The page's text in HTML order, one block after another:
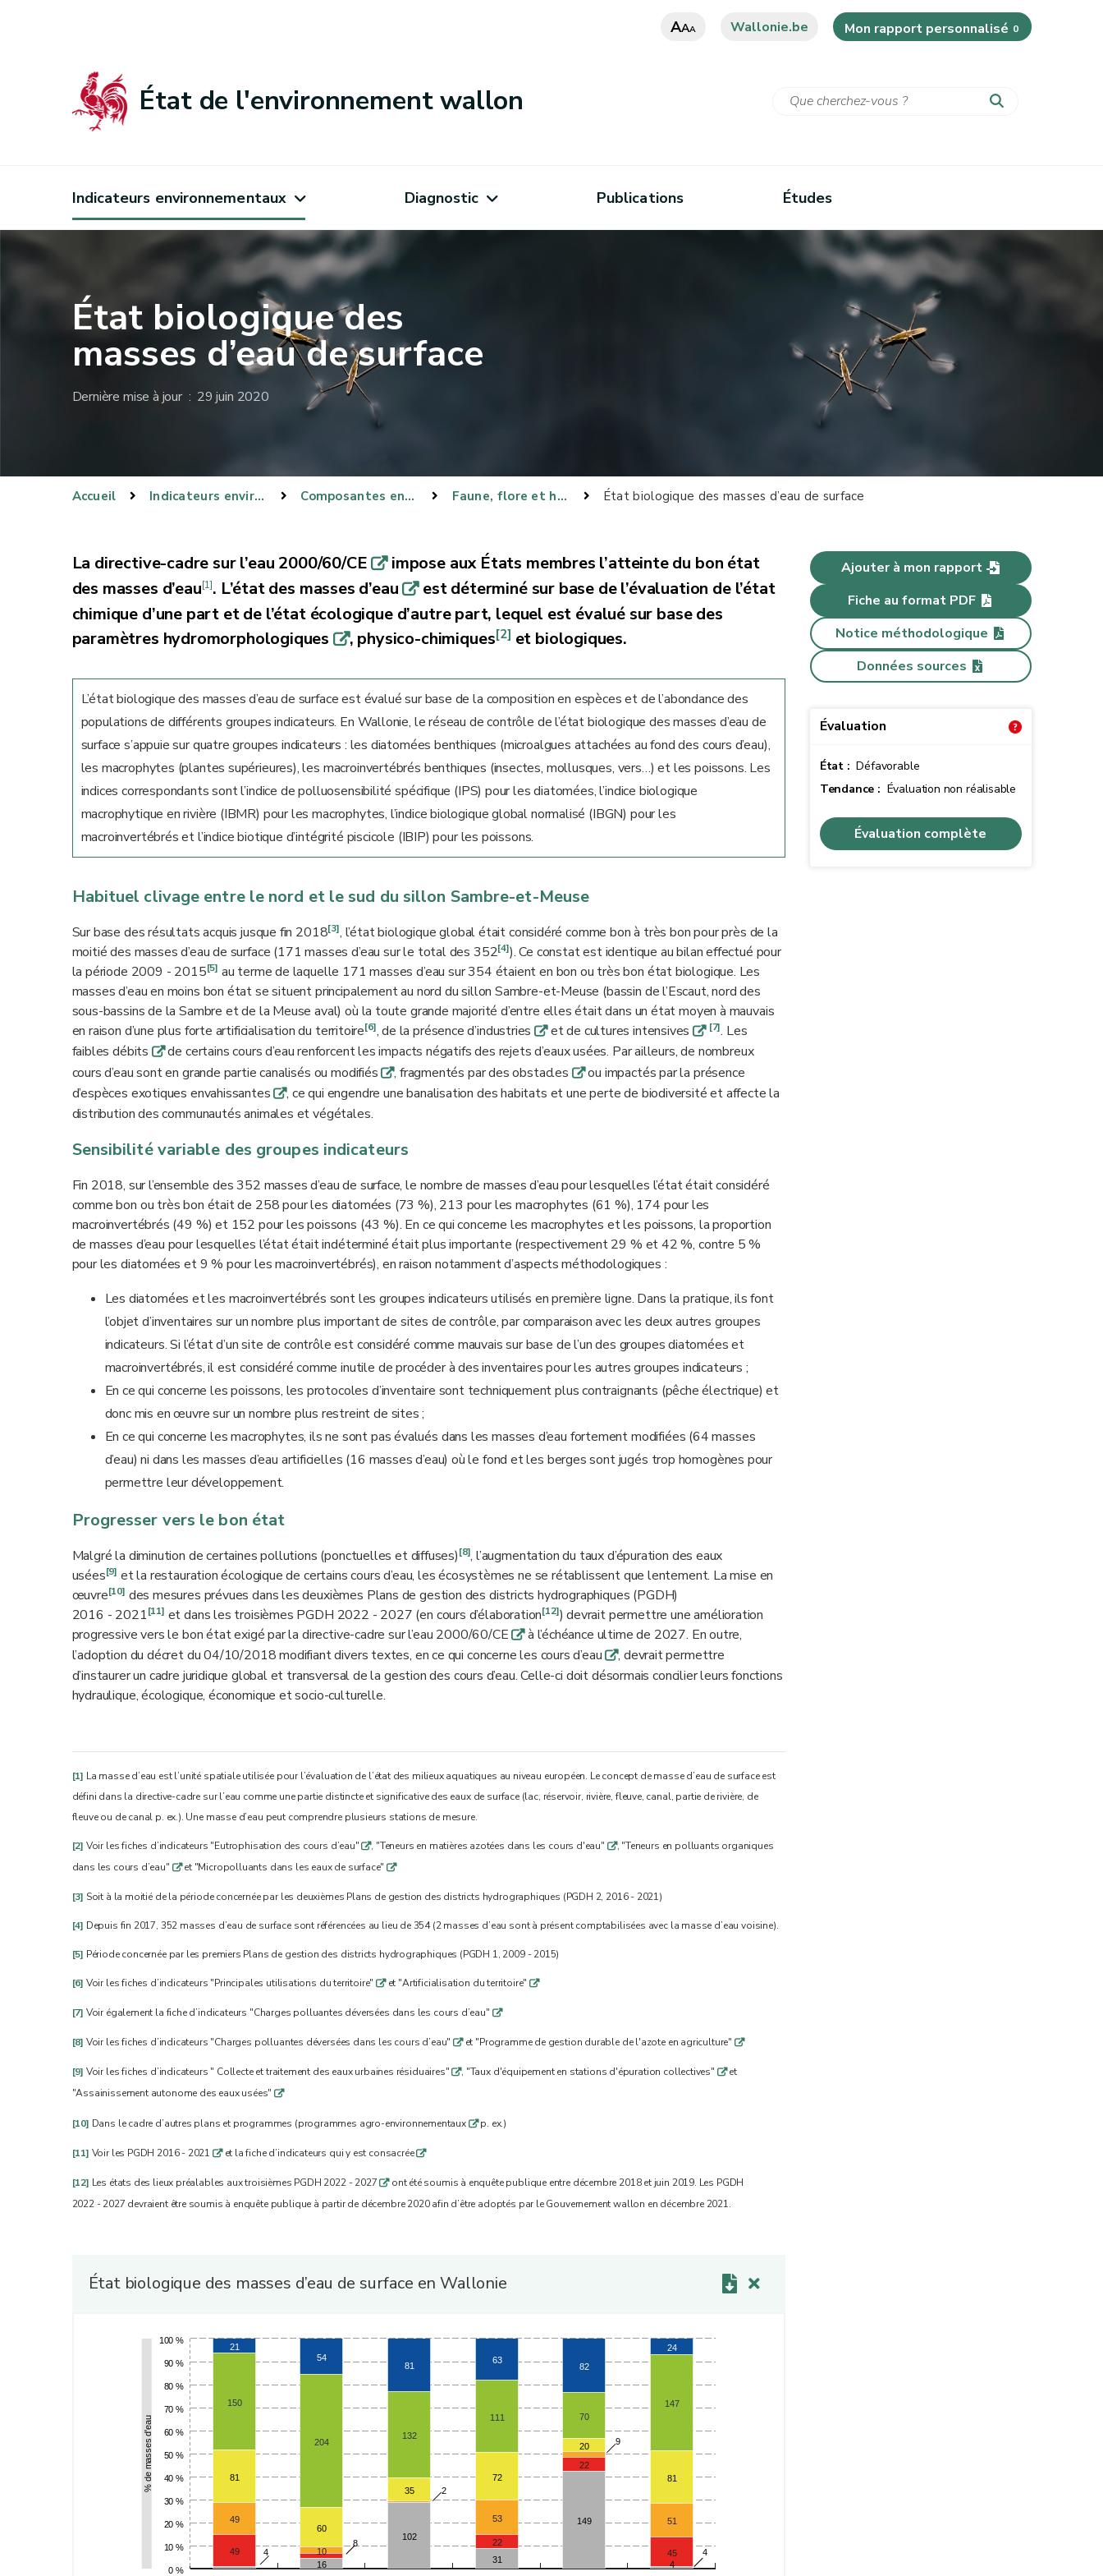
AAA Wallonie.be Mon rapport personnalisé 0
État de l'environnement wallon
Indicateurs environnementaux Diagnostic Publications Études
État biologique des
masses d’eau de surface
Dernière mise à jour : 29 juin 2020
Accueil Indicateurs environnementaux Composantes environnementales et lien environnement-santé Faune, flore et habitats État biologique des masses d’eau de surface
La directive-cadre sur l’eau 2000/60/CEqimpose aux États membres l’atteinte du bon état
des masses d’eau[1]. L’état des masses d’eauqest déterminé sur base de l’évaluation de l’état
chimique d’une part et de l’état écologique d’autre part, lequel est évalué sur base des
paramètres hydromorphologiques q, physico-chimiques[2] et biologiques.
L’état biologique des masses d’eau de surface est évalué sur base de la composition en espèces et de l’abondance des
populations de différents groupes indicateurs. En Wallonie, le réseau de contrôle de l’état biologique des masses d’eau de
surface s’appuie sur quatre groupes indicateurs : les diatomées benthiques (microalgues attachées au fond des cours d’eau),
les macrophytes (plantes supérieures), les macroinvertébrés benthiques (insectes, mollusques, vers…) et les poissons. Les
indices correspondants sont l’indice de polluosensibilité spécifique (IPS) pour les diatomées, l’indice biologique
macrophytique en rivière (IBMR) pour les macrophytes, l’indice biologique global normalisé (IBGN) pour les
macroinvertébrés et l’indice biotique d’intégrité piscicole (IBIP) pour les poissons.
Habituel clivage entre le nord et le sud du sillon Sambre-et-Meuse
Sur base des résultats acquis jusque fin 2018[3], l’état biologique global était considéré comme bon à très bon pour près de la
moitié des masses d’eau de surface (171 masses d’eau sur le total des 352[4]). Ce constat est identique au bilan effectué pour
la période 2009 - 2015[5] au terme de laquelle 171 masses d’eau sur 354 étaient en bon ou très bon état biologique. Les
masses d’eau en moins bon état se situent principalement au nord du sillon Sambre-et-Meuse (bassin de l’Escaut, nord des
sous-bassins de la Sambre et de la Meuse aval) où la toute grande majorité d’entre elles était dans un état moyen à mauvais
en raison d’une plus forte artificialisation du territoire[6], de la présence d’industriesqet de cultures intensivesq [7]. Les
faibles débits qde certains cours d’eau renforcent les impacts négatifs des rejets d’eaux usées. Par ailleurs, de nombreux
cours d’eau sont en grande partie canalisés ou modifiésq, fragmentés par des obstacles qou impactés par la présence
d’espèces exotiques envahissantesq, ce qui engendre une banalisation des habitats et une perte de biodiversité et affecte la
distribution des communautés animales et végétales.
Sensibilité variable des groupes indicateurs
Fin 2018, sur l’ensemble des 352 masses d’eau de surface, le nombre de masses d’eau pour lesquelles l’état était considéré
comme bon ou très bon était de 258 pour les diatomées (73 %), 213 pour les macrophytes (61 %), 174 pour les
macroinvertébrés (49 %) et 152 pour les poissons (43 %). En ce qui concerne les macrophytes et les poissons, la proportion
de masses d’eau pour lesquelles l’état était indéterminé était plus importante (respectivement 29 % et 42 %, contre 5 %
pour les diatomées et 9 % pour les macroinvertébrés), en raison notamment d’aspects méthodologiques :
Les diatomées et les macroinvertébrés sont les groupes indicateurs utilisés en première ligne. Dans la pratique, ils font
l’objet d’inventaires sur un nombre plus important de sites de contrôle, par comparaison avec les deux autres groupes
indicateurs. Si l’état d’un site de contrôle est considéré comme mauvais sur base de l’un des groupes diatomées et
macroinvertébrés, il est considéré comme inutile de procéder à des inventaires pour les autres groupes indicateurs ;
En ce qui concerne les poissons, les protocoles d’inventaire sont techniquement plus contraignants (pêche électrique) et
donc mis en œuvre sur un nombre plus restreint de sites ;
En ce qui concerne les macrophytes, ils ne sont pas évalués dans les masses d’eau fortement modifiées (64 masses
d’eau) ni dans les masses d’eau artificielles (16 masses d’eau) où le fond et les berges sont jugés trop homogènes pour
permettre leur développement.
Progresser vers le bon état
Malgré la diminution de certaines pollutions (ponctuelles et diffuses)[8], l’augmentation du taux d’épuration des eaux
usées[9] et la restauration écologique de certains cours d’eau, les écosystèmes ne se rétablissent que lentement. La mise en
œuvre[10] des mesures prévues dans les deuxièmes Plans de gestion des districts hydrographiques (PGDH)
2016 - 2021[11] et dans les troisièmes PGDH 2022 - 2027 (en cours d’élaboration[12]) devrait permettre une amélioration
progressive vers le bon état exigé par la directive-cadre sur l’eau 2000/60/CEqà l’échéance ultime de 2027. En outre,
l’adoption du décret du 04/10/2018 modifiant divers textes, en ce qui concerne les cours d’eauq, devrait permettre
d’instaurer un cadre juridique global et transversal de la gestion des cours d’eau. Celle-ci doit désormais concilier leurs fonctions
hydraulique, écologique, économique et socio-culturelle.
[1] La masse d’eau est l’unité spatiale utilisée pour l’évaluation de l’état des milieux aquatiques au niveau européen. Le concept de masse d’eau de surface est
défini dans la directive-cadre sur l’eau comme une partie distincte et significative des eaux de surface (lac, réservoir, rivière, fleuve, canal, partie de rivière, de
fleuve ou de canal p. ex.). Une masse d’eau peut comprendre plusieurs stations de mesure.
[2] Voir les fiches d’indicateurs "Eutrophisation des cours d’eau"q, "Teneurs en matières azotées dans les cours d'eau" q, "Teneurs en polluants organiques
dans les cours d’eau" qet "Micropolluants dans les eaux de surface"q
[3] Soit à la moitié de la période concernée par les deuxièmes Plans de gestion des districts hydrographiques (PGDH 2, 2016 - 2021)
[4] Depuis fin 2017, 352 masses d’eau de surface sont référencées au lieu de 354 (2 masses d’eau sont à présent comptabilisées avec la masse d’eau voisine).
[5] Période concernée par les premiers Plans de gestion des districts hydrographiques (PGDH 1, 2009 - 2015)
[6] Voir les fiches d’indicateurs "Principales utilisations du territoire"qet "Artificialisation du territoire"q
[7] Voir également la fiche d’indicateurs "Charges polluantes déversées dans les cours d’eau" q
[8] Voir les fiches d’indicateurs "Charges polluantes déversées dans les cours d’eau"qet "Programme de gestion durable de l'azote en agriculture" q
[9] Voir les fiches d’indicateurs " Collecte et traitement des eaux urbaines résiduaires"q, "Taux d'équipement en stations d'épuration collectives" qet
"Assainissement autonome des eaux usées"q
[10] Dans le cadre d’autres plans et programmes (programmes agro-environnementaux qp. ex.)
[11] Voir les PGDH 2016 - 2021 qet la fiche d’indicateurs qui y est consacréeq
[12] Les états des lieux préalables aux troisièmes PGDH 2022 - 2027qont été soumis à enquête publique entre décembre 2018 et juin 2019. Les PGDH
2022 - 2027 devraient être soumis à enquête publique à partir de décembre 2020 afin d’être adoptés par le Gouvernement wallon en décembre 2021.
État biologique des masses d’eau de surface en Wallonie
% de masses d'eau
8
2
9
4
4
21
54
81
63
82
24
150
204
132
111 70
147
81
60
35
72
20
81
49
10
53 51
49
22
22
45
16
102
31
149
4
0 %
10 %
20 %
30 %
40 %
50 %
60 %
70 %
80 %
90 %
100 %
Ajouter à mon rapport
Fiche au format PDF
Notice méthodologique
Données sources
Évaluation
État : Défavorable
Tendance : Évaluation non réalisable
Évaluation complète